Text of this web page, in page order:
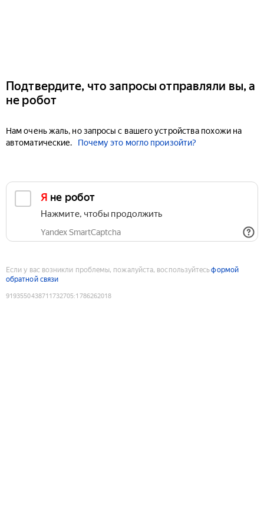
Подтвердите, что запросы отправляли вы, а
не робот
Нам очень жаль, но запросы с вашего устройства похожи на
автоматические.
Почему это могло произойти?
Я не робот
Нажмите, чтобы продолжить
Yandex SmartCaptcha
Если у вас возникли проблемы, пожалуйста, воспользуйтесьформой
обратной связи
9193550438711732705:1786262018